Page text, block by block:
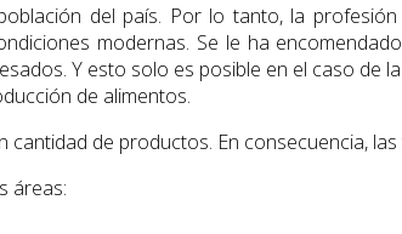
del país. Por lo tanto, la
modernas. Se le ha
Y esto solo es posible en el caso de
de alimentos.
de productos. En consecuencia,
áreas: